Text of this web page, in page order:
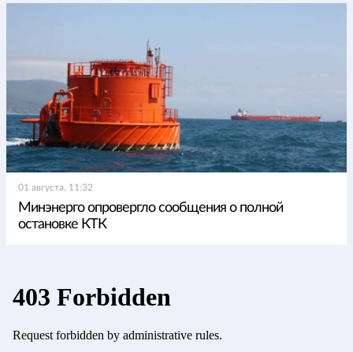
01 августа, 11:32
Минэнерго опровергло сообщения о полной
остановке КТК